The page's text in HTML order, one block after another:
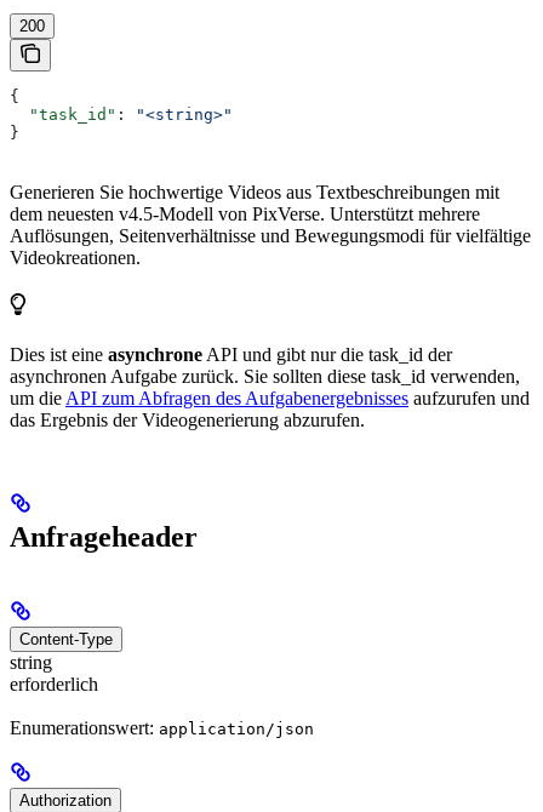
200
{
  "task_id"
:
"<string>"
}
Generieren Sie hochwertige Videos aus Textbeschreibungen mit
dem neuesten v4.5-Modell von PixVerse. Unterstützt mehrere
Auflösungen, Seitenverhältnisse und Bewegungsmodi für vielfältige
Videokreationen.
Dies ist eine asynchrone API und gibt nur die task_id der
asynchronen Aufgabe zurück. Sie sollten diese task_id verwenden,
um die API zum Abfragen des Aufgabenergebnisses aufzurufen und
das Ergebnis der Videogenerierung abzurufen.
Anfrageheader
Content-Type
string
erforderlich
Enumerationswert: application/json
Authorization